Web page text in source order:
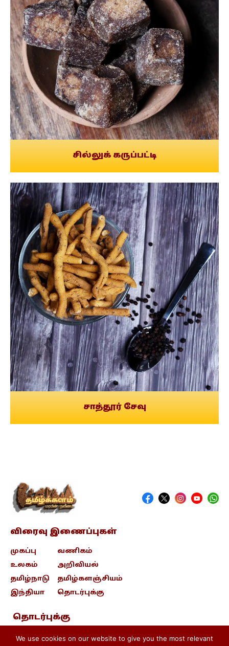
சில்லுக் கருப்பட்டி
சாத்தூர் சேவு
விரைவு இணைப்புகள்
முகப்பு
உலகம்
தமிழ்நாடு
இந்தியா
வணிகம்
அறிவியல்
தமிழ்களஞ்சியம்
தொடர்புக்கு
தொடர்புக்கு
contact@tamizhkalam.com
We use cookies on our website to give you the most relevant